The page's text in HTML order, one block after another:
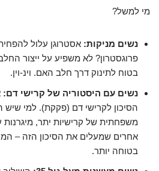
מי למשל?
נשים מניקות: אסטרוגן עלול
פרוגסטרון? לא משפיע על ייצור
בטוח לתינוק דרך חלב האם. וינ-וין.
נשים עם היסטוריה של קרישי דם:
הסיכון לקרישי דם (פקקת). למי שיש
משפחתית של קרישיות יתר,
אחרים שמעלים את הסיכון הזה –
בטוחה יותר.